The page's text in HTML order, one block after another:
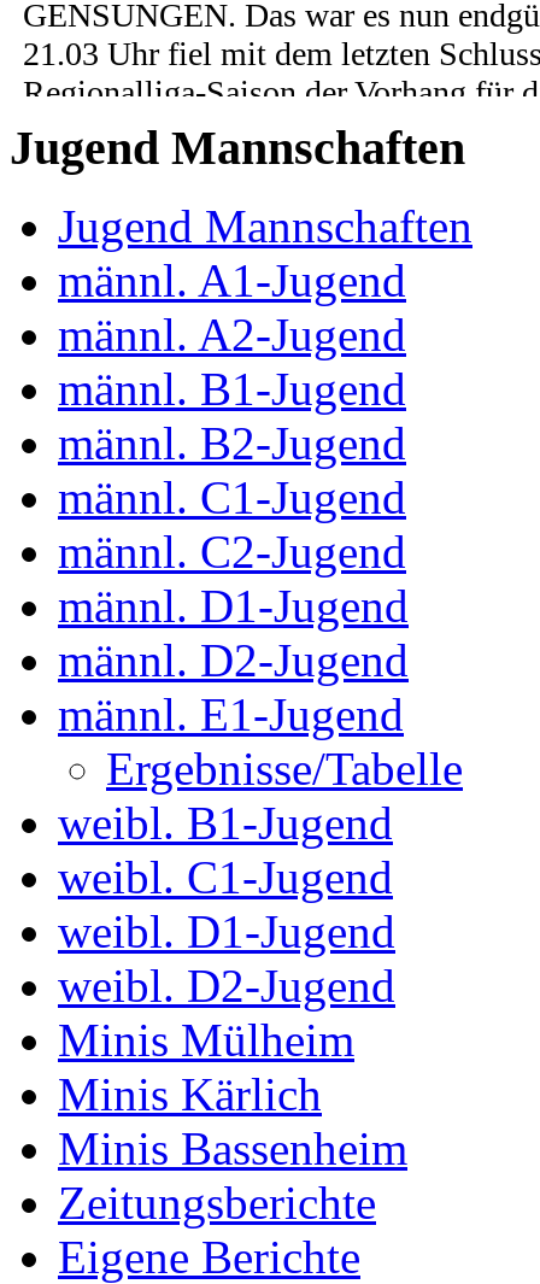
Jugend Mannschaften
Jugend Mannschaften
männl. A1-Jugend
männl. A2-Jugend
männl. B1-Jugend
männl. B2-Jugend
männl. C1-Jugend
männl. C2-Jugend
männl. D1-Jugend
männl. D2-Jugend
männl. E1-Jugend
Ergebnisse/Tabelle
weibl. B1-Jugend
weibl. C1-Jugend
weibl. D1-Jugend
weibl. D2-Jugend
Minis Mülheim
Minis Kärlich
Minis Bassenheim
Zeitungsberichte
Eigene Berichte